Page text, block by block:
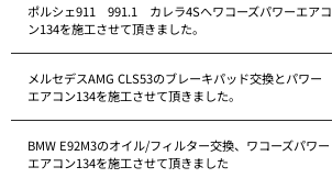
ポルシェ911 991.1 カレラ4Sへワコーズパワーエアコ
ン134を施工させて頂きました。
メルセデスAMG CLS53のブレーキパッド交換とパワー
エアコン134を施工させて頂きました。
BMW E92M3のオイル/フィルター交換、ワコーズパワー
エアコン134を施工させて頂きました